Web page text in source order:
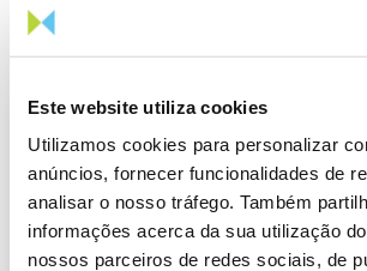
Este website utiliza cookies
Utilizamos cookies para personalizar
anúncios, fornecer funcionalidades de
analisar o nosso tráfego. Também
informações acerca da sua utilização
nossos parceiros de redes sociais, de
452.07 Kb
Eletroprodutor da
2021
Publicação com periodicidade
informação sobre